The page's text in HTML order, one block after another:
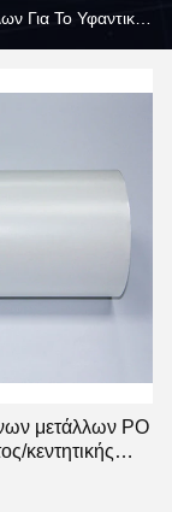
Για Το Υφαντικό
ανθεκτικό
μετάλλων PO
κεντητικής